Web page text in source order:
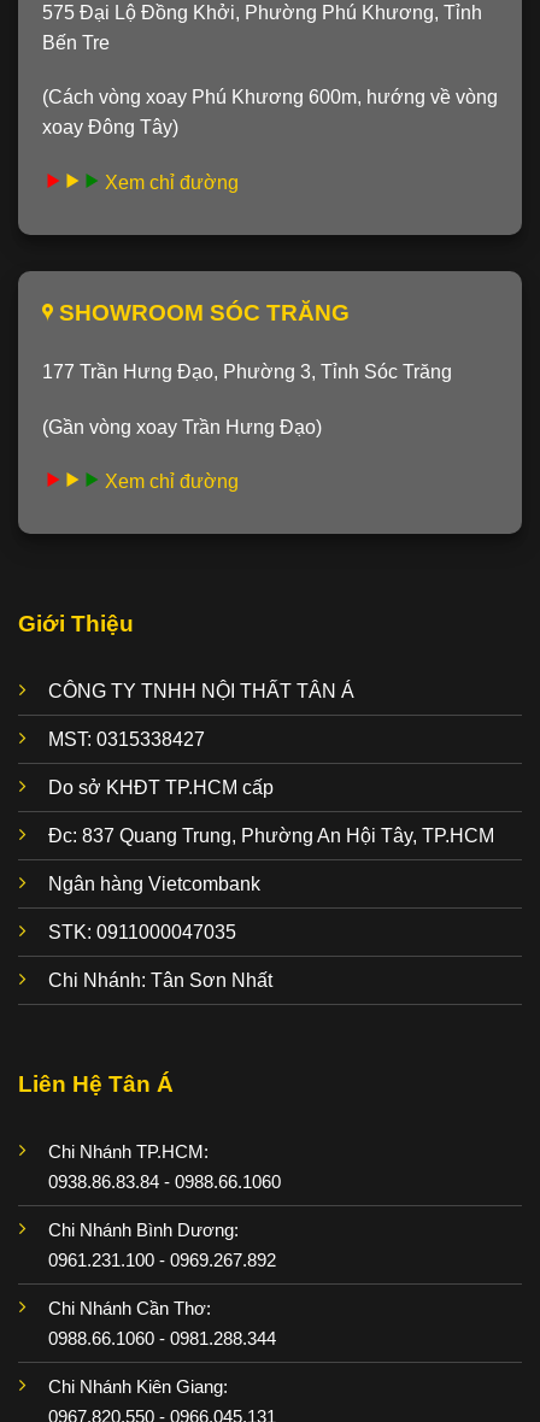
575 Đại Lộ Đồng Khởi, Phường Phú Khương, Tỉnh
Bến Tre
(Cách vòng xoay Phú Khương 600m, hướng về vòng
xoay Đông Tây)
Xem chỉ đường
SHOWROOM SÓC TRĂNG
177 Trần Hưng Đạo, Phường 3, Tỉnh Sóc Trăng
(Gần vòng xoay Trần Hưng Đạo)
Xem chỉ đường
Giới Thiệu
CÔNG TY TNHH NỘI THẤT TÂN Á
MST: 0315338427
Do sở KHĐT TP.HCM cấp
Đc: 837 Quang Trung, Phường An Hội Tây, TP.HCM
Ngân hàng Vietcombank
STK: 0911000047035
Chi Nhánh: Tân Sơn Nhất
Liên Hệ Tân Á
Chi Nhánh TP.HCM:
0938.86.83.84 - 0988.66.1060
Chi Nhánh Bình Dương:
0961.231.100 - 0969.267.892
Chi Nhánh Cần Thơ:
0988.66.1060 - 0981.288.344
Chi Nhánh Kiên Giang:
0967.820.550 - 0966.045.131